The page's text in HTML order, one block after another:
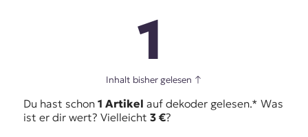
1
Inhalt bisher gelesen ↑
Du hast schon 1 Artikel auf dekoder gelesen.* Was
ist er dir wert? Vielleicht 3 €?